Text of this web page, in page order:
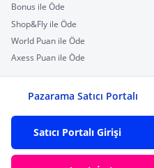
Bonus ile Öde
Shop&Fly ile Öde
World Puan ile Öde
Axess Puan ile Öde
Pazarama Satıcı Portalı
Satıcı Portalı Girişi